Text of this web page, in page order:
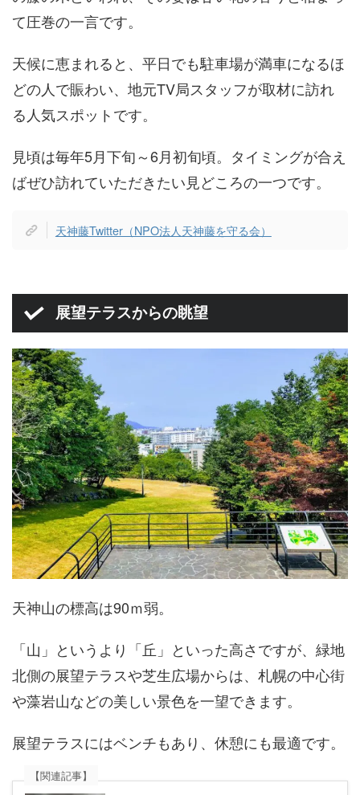
て圧巻の一言です。
天候に恵まれると、平日でも駐車場が満車になるほ
どの人で賑わい、地元TV局スタッフが取材に訪れ
る人気スポットです。
見頃は毎年5月下旬～6月初旬頃。タイミングが合え
ばぜひ訪れていただきたい見どころの一つです。
天神藤Twitter（NPO法人天神藤を守る会）
展望テラスからの眺望
天神山の標高は90ｍ弱。
「山」というより「丘」といった高さですが、緑地
北側の展望テラスや芝生広場からは、札幌の中心街
や藻岩山などの美しい景色を一望できます。
展望テラスにはベンチもあり、休憩にも最適です。
【関連記事】